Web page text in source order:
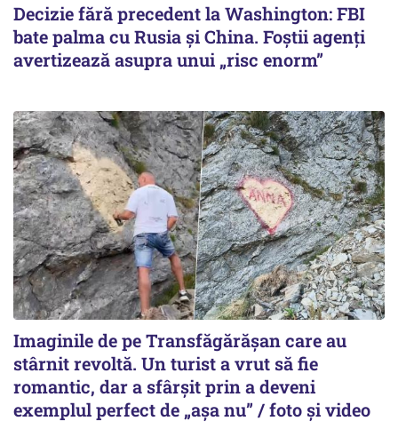
Decizie fără precedent la Washington: FBI
bate palma cu Rusia și China. Foștii agenți
avertizează asupra unui „risc enorm”
Imaginile de pe Transfăgărășan care au
stârnit revoltă. Un turist a vrut să fie
romantic, dar a sfârșit prin a deveni
exemplul perfect de „așa nu” / foto și video